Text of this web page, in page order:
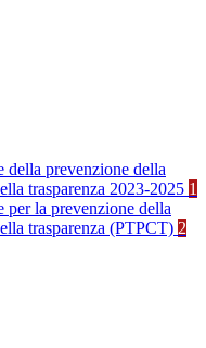
della prevenzione della
trasparenza 2023-2025 1
per la prevenzione della
trasparenza (PTPCT) 2